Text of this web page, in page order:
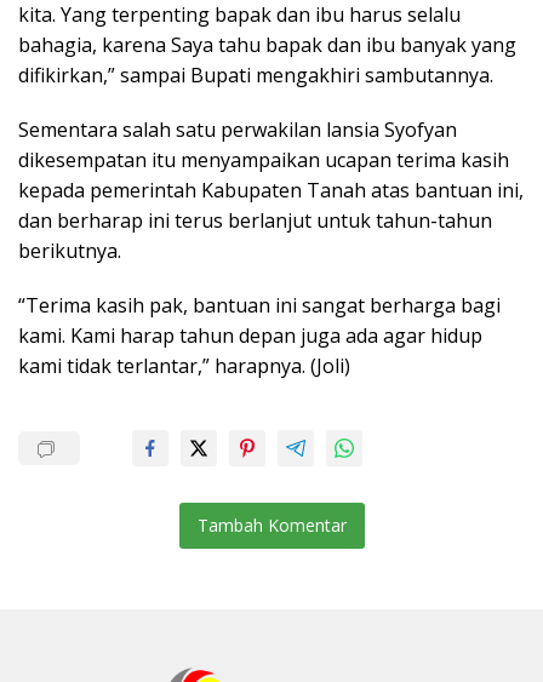
kita. Yang terpenting bapak dan ibu harus selalu
bahagia, karena Saya tahu bapak dan ibu banyak yang
difikirkan,” sampai Bupati mengakhiri sambutannya.
Sementara salah satu perwakilan lansia Syofyan
dikesempatan itu menyampaikan ucapan terima kasih
kepada pemerintah Kabupaten Tanah atas bantuan ini,
dan berharap ini terus berlanjut untuk tahun-tahun
berikutnya.
“Terima kasih pak, bantuan ini sangat berharga bagi
kami. Kami harap tahun depan juga ada agar hidup
kami tidak terlantar,” harapnya. (Joli)
Tambah Komentar